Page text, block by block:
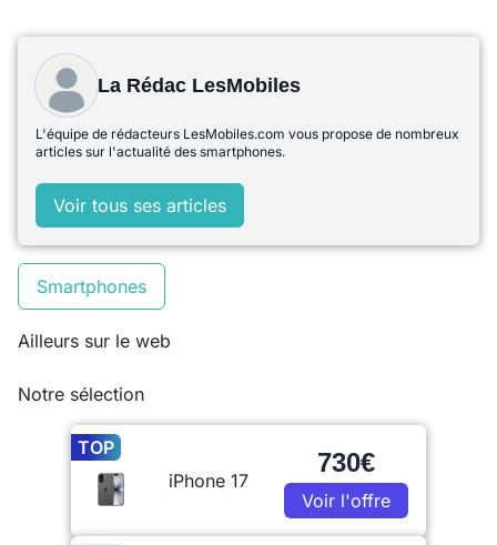
La Rédac LesMobiles
L'équipe de rédacteurs LesMobiles.com vous propose de nombreux
articles sur l'actualité des smartphones.
Voir tous ses articles
Smartphones
Ailleurs sur le web
Notre sélection
TOP
iPhone 17
730€
Voir l'offre